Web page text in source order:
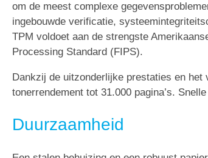
om de meest complexe
ingebouwde verificatie,
TPM voldoet aan de strengste
Processing Standard (FIPS).
Dankzij de uitzonderlijke prestaties en het
tonerrendement tot 31.000 pagina’s.
Duurzaamheid